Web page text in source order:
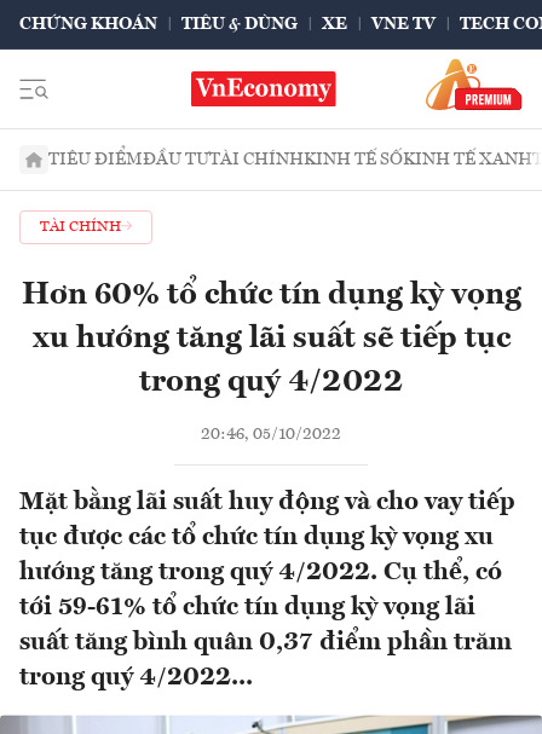
CHỨNG KHOÁN TIÊU & DÙNG XE VNE TV TECH
TIÊU ĐIỂMĐẦU TƯTÀI CHÍNHKINH TẾ SỐKINH TẾ XANH
TÀI CHÍNH
Hơn 60% tổ chức tín dụng kỳ vọng
xu hướng tăng lãi suất sẽ tiếp tục
trong quý 4/2022
20:46, 05/10/2022
Mặt bằng lãi suất huy động và cho vay tiếp
tục được các tổ chức tín dụng kỳ vọng xu
hướng tăng trong quý 4/2022. Cụ thể, có
tới 59-61% tổ chức tín dụng kỳ vọng lãi
suất tăng bình quân 0,37 điểm phần trăm
trong quý 4/2022...